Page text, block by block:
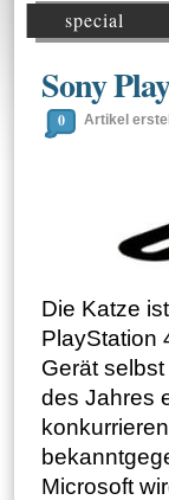
special
Sony
0 Artikel
Die Katze
PlayStation
Gerät
des Jahres
Microsoft